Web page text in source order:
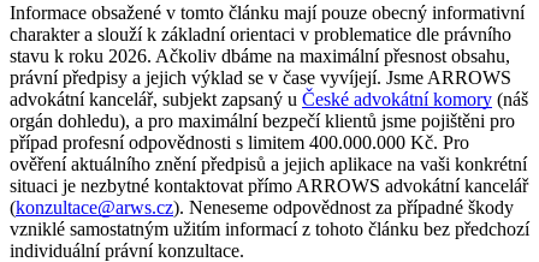
Informace obsažené v tomto článku mají pouze obecný informativní
charakter a slouží k základní orientaci v problematice dle právního
stavu k roku 2026. Ačkoliv dbáme na maximální přesnost obsahu,
právní předpisy a jejich výklad se v čase vyvíjejí. Jsme ARROWS
advokátní kancelář, subjekt zapsaný u České advokátní komory (náš
orgán dohledu), a pro maximální bezpečí klientů jsme pojištěni pro
případ profesní odpovědnosti s limitem 400.000.000 Kč. Pro
ověření aktuálního znění předpisů a jejich aplikace na vaši konkrétní
situaci je nezbytné kontaktovat přímo ARROWS advokátní kancelář
(konzultace@arws.cz). Neneseme odpovědnost za případné škody
vzniklé samostatným užitím informací z tohoto článku bez předchozí
individuální právní konzultace.